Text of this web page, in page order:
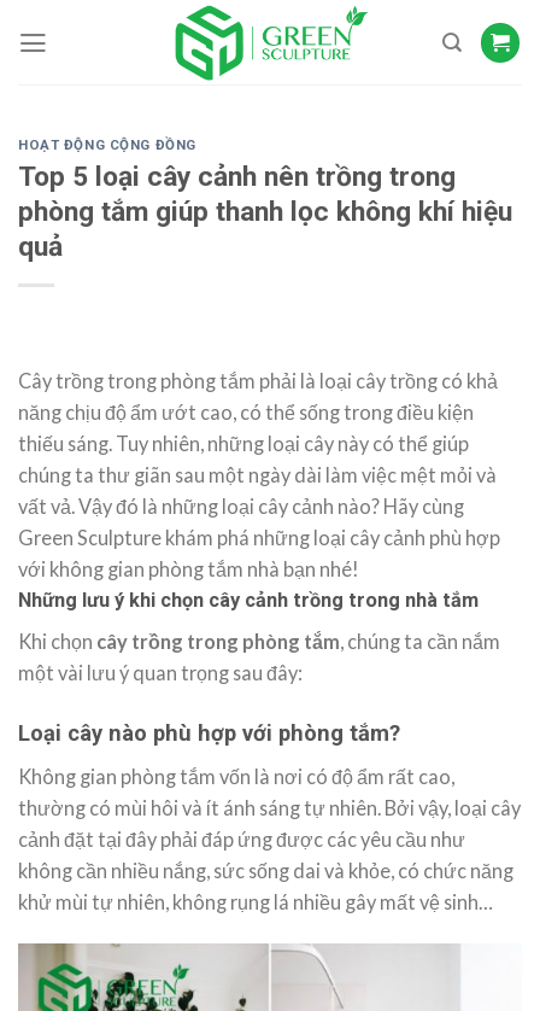
HOẠT ĐỘNG CỘNG ĐỒNG
Top 5 loại cây cảnh nên trồng trong
phòng tắm giúp thanh lọc không khí hiệu
quả
Cây trồng trong phòng tắm phải là loại cây trồng có khả
năng chịu độ ẩm ướt cao, có thể sống trong điều kiện
thiếu sáng. Tuy nhiên, những loại cây này có thể giúp
chúng ta thư giãn sau một ngày dài làm việc mệt mỏi và
vất vả. Vậy đó là những loại cây cảnh nào? Hãy cùng
Green Sculpture khám phá những loại cây cảnh phù hợp
với không gian phòng tắm nhà bạn nhé!
Những lưu ý khi chọn cây cảnh trồng trong nhà tắm
Khi chọn cây trồng trong phòng tắm, chúng ta cần nắm
một vài lưu ý quan trọng sau đây:
Loại cây nào phù hợp với phòng tắm?
Không gian phòng tắm vốn là nơi có độ ẩm rất cao,
thường có mùi hôi và ít ánh sáng tự nhiên. Bởi vậy, loại cây
cảnh đặt tại đây phải đáp ứng được các yêu cầu như
không cần nhiều nắng, sức sống dai và khỏe, có chức năng
khử mùi tự nhiên, không rụng lá nhiều gây mất vệ sinh…